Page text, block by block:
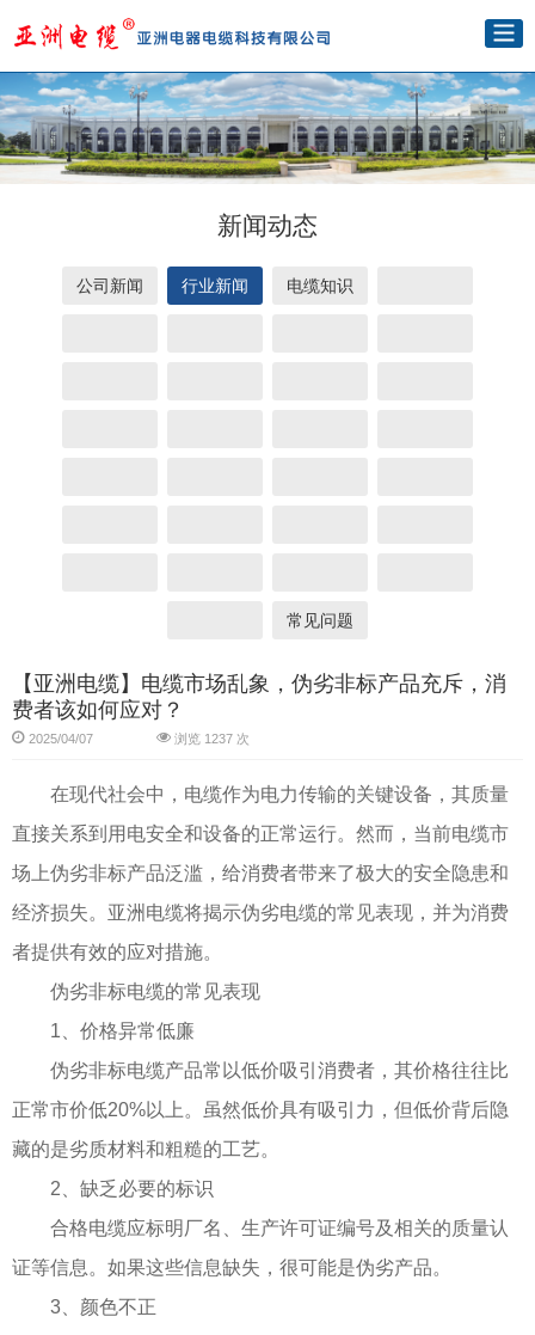
新闻动态
公司新闻 行业新闻 电缆知识
常见问题
【亚洲电缆】电缆市场乱象，伪劣非标产品充斥，消
费者该如何应对？
2025/04/07 浏览 1237 次
在现代社会中，电缆作为电力传输的关键设备，其质量
直接关系到用电安全和设备的正常运行。然而，当前电缆市
场上伪劣非标产品泛滥，给消费者带来了极大的安全隐患和
经济损失。亚洲电缆将揭示伪劣电缆的常见表现，并为消费
者提供有效的应对措施。
伪劣非标电缆的常见表现
1、价格异常低廉
伪劣非标电缆产品常以低价吸引消费者，其价格往往比
正常市价低20%以上。虽然低价具有吸引力，但低价背后隐
藏的是劣质材料和粗糙的工艺。
2、缺乏必要的标识
合格电缆应标明厂名、生产许可证编号及相关的质量认
证等信息。如果这些信息缺失，很可能是伪劣产品。
3、颜色不正